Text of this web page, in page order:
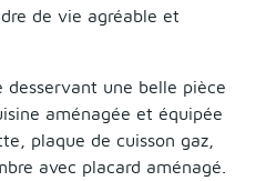
de vie agréable et
desservant une belle pièce
aménagée et équipée
plaque de cuisson gaz,
avec placard aménagé.